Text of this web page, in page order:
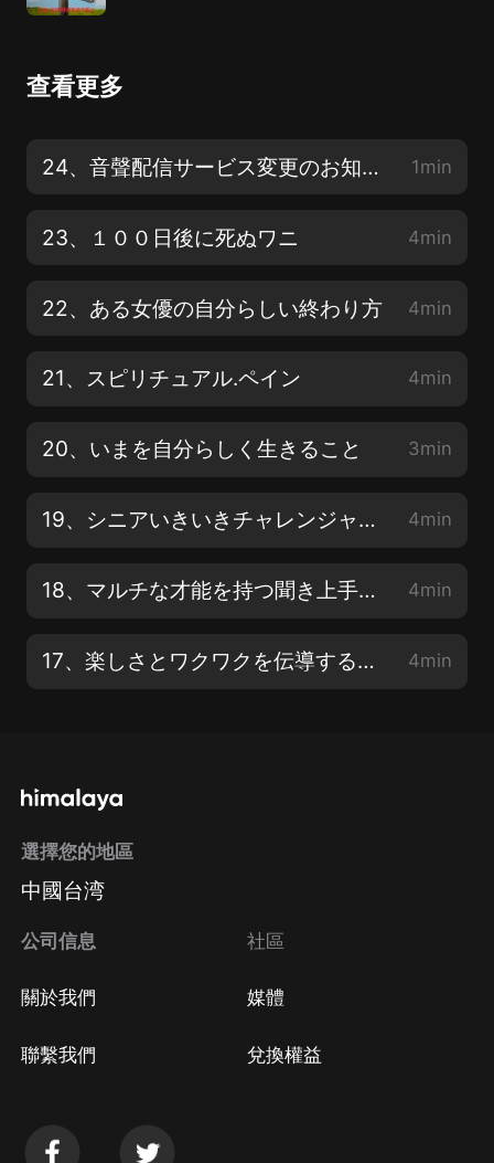
查看更多
24、音聲配信サービス変更のお知らせ 1min
23、１００日後に死ぬワニ 4min
22、ある女優の自分らしい終わり方 4min
21、スピリチュアル.ペイン 4min
20、いまを自分らしく生きること 3min
19、シニアいきいきチャレンジャー ライフシフトモデル6 4min
18、マルチな才能を持つ聞き上手な表現者 ライフシフトモデル5 4min
17、楽しさとワクワクを伝導する探検者 ライフシフトモデル4 4min
選擇您的地區
中國台湾
公司信息
關於我們
聯繫我們
社區
媒體
兌換權益